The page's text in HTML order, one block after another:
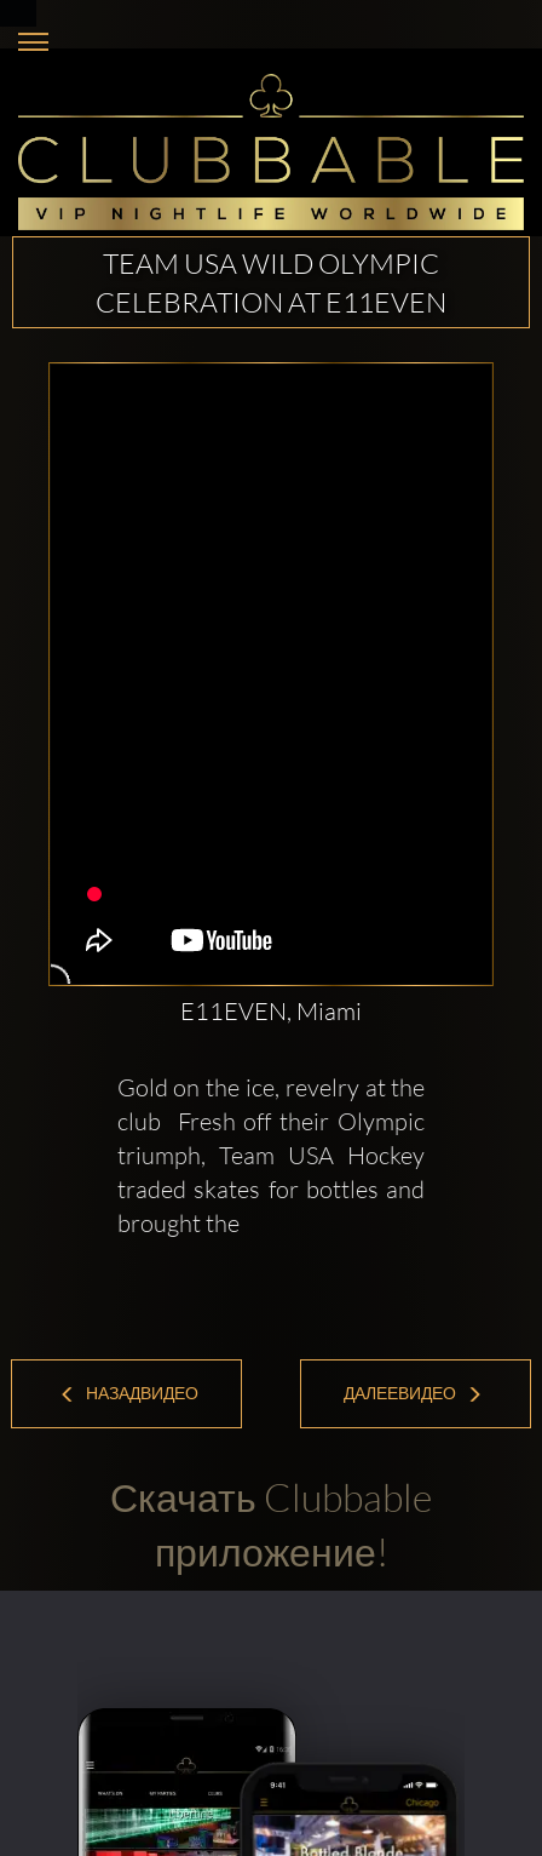
TEAM USA WILD OLYMPIC
CELEBRATION AT E11EVEN
E11EVEN, Miami
Gold on the ice, revelry at the
club  Fresh off their Olympic
triumph, Team USA Hockey
traded skates for bottles and
brought the
НАЗАДВИДЕО ДАЛЕЕВИДЕО
Скачать Clubbable
приложение!